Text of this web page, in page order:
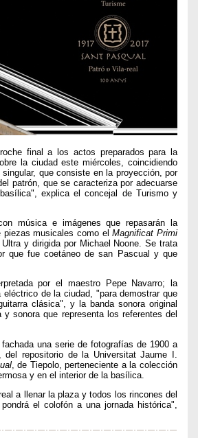
final a los actos preparados para la
la ciudad este miércoles, coincidiendo
que consiste en la proyección, por
patrón, que se caracteriza por adecuarse
explica el concejal de Turismo y
música e imágenes que repasarán la
piezas musicales como elMagnificat Primi
y dirigida por Michael Noone. Se trata
que fue coetáneo de san Pascual y que
por el maestro Pepe Navarro; la
de la ciudad, "para demostrar que
clásica", y la banda sonora original
sonora que representa los referentes del
una serie de fotografías de 1900 a
repositorio de la Universitat Jaume I.
, de Tiepolo, perteneciente a la colección
y en el interior de la basílica.
a llenar la plaza y todos los rincones del
el colofón a una jornada histórica",